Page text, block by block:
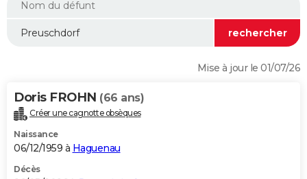
Forum
Aménagement intérieur
Extérieur
Cuisine
Salle de bains
Jardinage
Rangement
WEEK-END
Guides de France
Escapades
Patrimoine
Expositions
Musées
Week-end nature
LIFESTYLE
Alimentation
Guide de la santé
Maladies
Médicaments
Sommeil
VOYAGE
Destinations
City break
Voyage nature
Voyage de noces
Forum
Climat
+PHOTO
GUIDES D'ACHAT
BONS PLANS
Mise à jour le 01/07/26
Doris FROHN (66 ans)
Créer une cagnotte obsèques
Naissance
06/12/1959 à Haguenau
Décès